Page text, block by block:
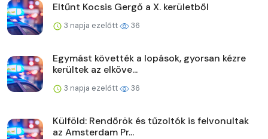
Eltűnt Kocsis Gergő a X. kerületből
3 napja ezelőtt 36
Egymást követték a lopások, gyorsan kézre
kerültek az elköve...
3 napja ezelőtt 36
Külföld: Rendőrök és tűzoltók is felvonultak
az Amsterdam Pr...